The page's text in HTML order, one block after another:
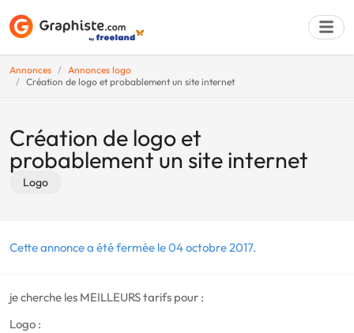
Annonces
Annonces logo
Création de logo et probablement un site internet
Création de logo et
probablement un site internet
Logo
Cette annonce a été fermée le 04 octobre 2017.
je cherche les MEILLEURS tarifs pour :
Logo :